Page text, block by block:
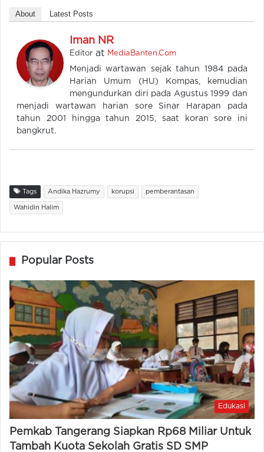
About Latest Posts
Iman NR
Editor at MediaBanten.Com
Menjadi wartawan sejak tahun 1984 pada
Harian Umum (HU) Kompas, kemudian
mengundurkan diri pada Agustus 1999 dan
menjadi wartawan harian sore Sinar Harapan pada
tahun 2001 hingga tahun 2015, saat koran sore ini
bangkrut.
Tags Andika Hazrumy korupsi pemberantasan
Wahidin Halim
Popular Posts
Edukasi
Pemkab Tangerang Siapkan Rp68 Miliar Untuk
Tambah Kuota Sekolah Gratis SD SMP